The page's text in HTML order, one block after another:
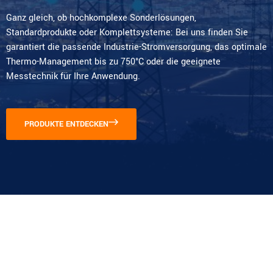
Ganz gleich, ob hochkomplexe Sonderlösungen,
Standardprodukte oder Komplettsysteme: Bei uns finden Sie
garantiert die passende Industrie-Stromversorgung, das optimale
Thermo-Management bis zu 750°C oder die geeignete
Messtechnik für Ihre Anwendung.
PRODUKTE ENTDECKEN